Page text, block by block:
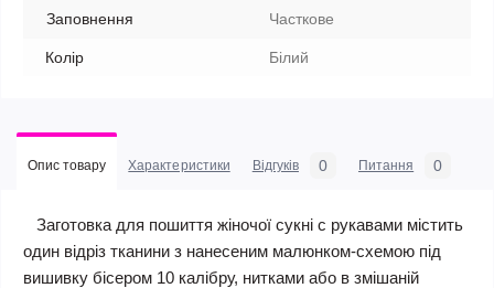
Заповнення Часткове
Колір Білий
Опис товару Характеристики Відгуків 0 Питання 0
Заготовка для пошиття жіночої сукні c рукавами містить
один відріз тканини з нанесеним малюнком-схемою під
вишивку бісером 10 калібру, нитками або в змішаній